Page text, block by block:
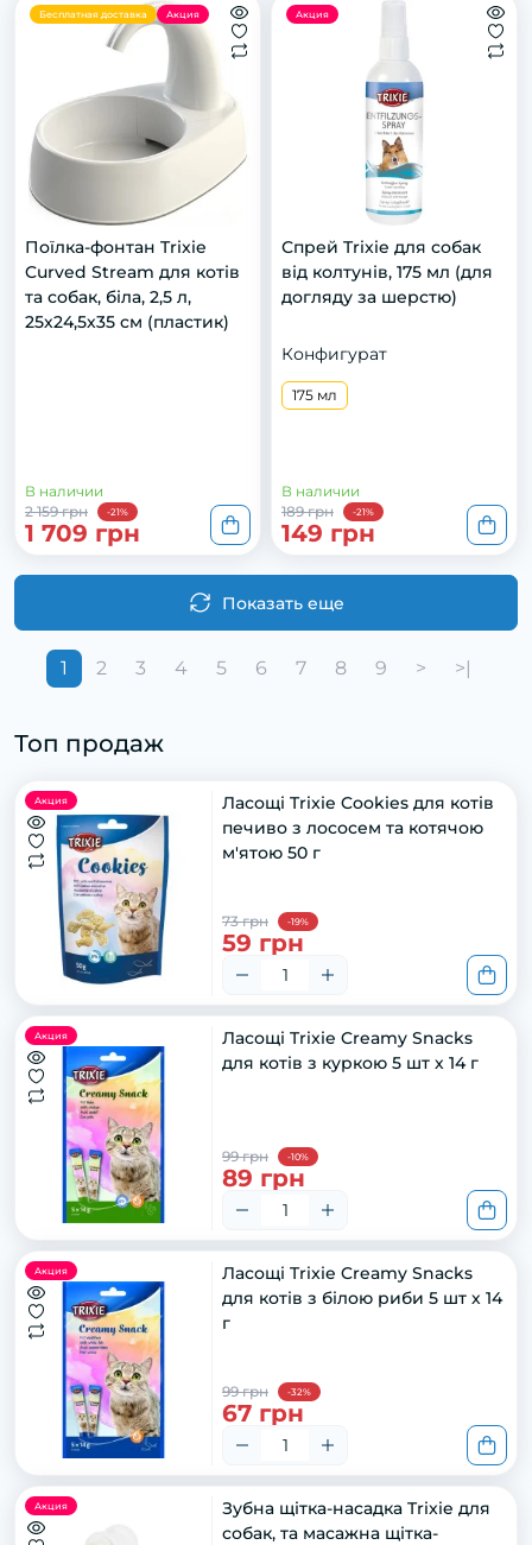
Бесплатная доставка Акция
Поїлка-фонтан Trixie
Curved Stream для котів
та собак, біла, 2,5 л,
25х24,5х35 см (пластик)
В наличии
2 159 грн
-21%
1 709 грн
Акция
Спрей Trixie для собак
від колтунів, 175 мл (для
догляду за шерстю)
Конфигурат
175 мл
В наличии
189 грн
-21%
149 грн
Показать еще
1 2 3 4 5 6 7 8 9 > >|
Топ продаж
Акция
Ласощі Trixie Cookies для котів
печиво з лососем та котячою
м'ятою 50 г
73 грн -19%
59 грн
Акция
Ласощі Trixie Creamy Snacks
для котів з куркою 5 шт х 14 г
99 грн -10%
89 грн
Акция
Ласощі Trixie Creamy Snacks
для котів з білою риби 5 шт х 14
г
99 грн -32%
67 грн
Акция
Зубна щітка-насадка Trixie для
собак, та масажна щітка-